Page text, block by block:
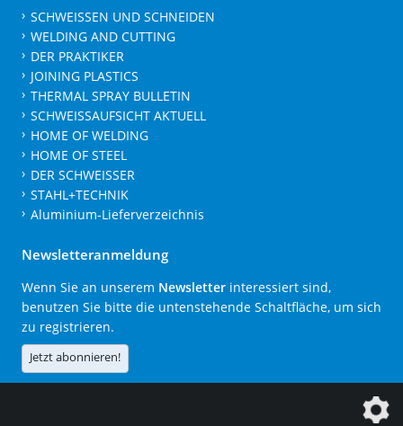
SCHWEISSEN UND SCHNEIDEN
WELDING AND CUTTING
DER PRAKTIKER
JOINING PLASTICS
THERMAL SPRAY BULLETIN
SCHWEISSAUFSICHT AKTUELL
HOME OF WELDING
HOME OF STEEL
DER SCHWEISSER
STAHL+TECHNIK
Aluminium-Lieferverzeichnis
Newsletteranmeldung
Wenn Sie an unserem Newsletter interessiert sind,
benutzen Sie bitte die untenstehende Schaltfläche, um sich
zu registrieren.
Jetzt abonnieren!